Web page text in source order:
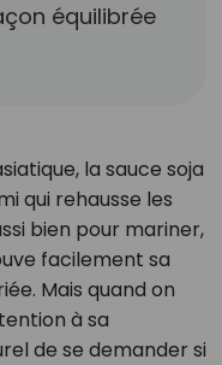
équilibrée
la sauce soja
qui rehausse les
bien pour mariner,
facilement sa
Mais quand on
à sa
de se demander si